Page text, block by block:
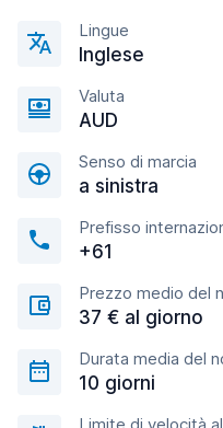
Lingue
Inglese
Valuta
AUD
Senso di marcia
a sinistra
Prefisso
+61
Prezzo medio del
37 € al giorno
Durata media del
10 giorni